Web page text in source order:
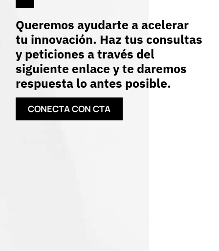
Queremos ayudarte a acelerar
tu innovación. Haz tus consultas
y peticiones a través del
siguiente enlace y te daremos
respuesta lo antes posible.
CONECTA CON CTA